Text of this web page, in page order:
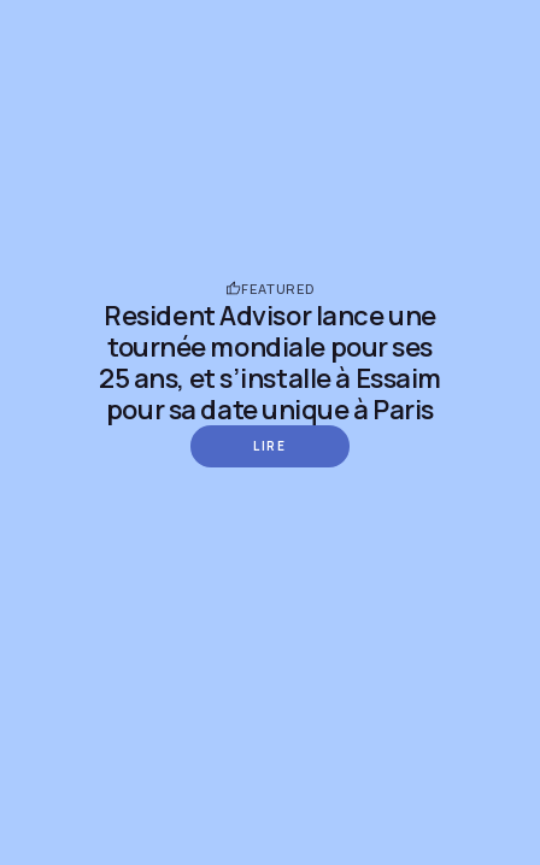
FEATURED
Resident Advisor lance une
tournée mondiale pour ses
25 ans, et s’installe à Essaim
pour sa date unique à Paris
LIRE